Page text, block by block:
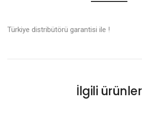
Türkiye distribütörü garantisi ile !
İlgili ürünler